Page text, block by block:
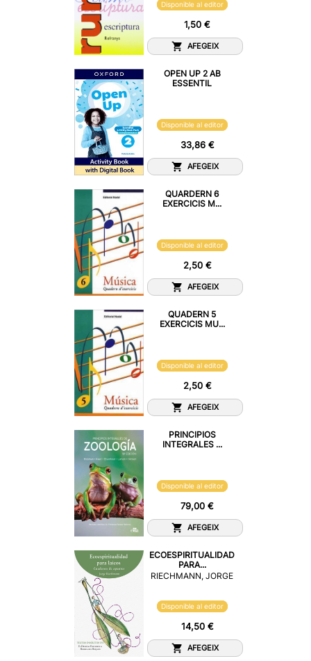
Disponible al editor
1,50 €
AFEGEIX
OPEN UP 2 AB
ESSENTIL
Disponible al editor
33,86 €
AFEGEIX
QUARDERN 6
EXERCICIS M...
Disponible al editor
2,50 €
AFEGEIX
QUADERN 5
EXERCICIS MU...
Disponible al editor
2,50 €
AFEGEIX
PRINCIPIOS
INTEGRALES ...
Disponible al editor
79,00 €
AFEGEIX
ECOESPIRITUALIDAD
PARA...
RIECHMANN, JORGE
Disponible al editor
14,50 €
AFEGEIX